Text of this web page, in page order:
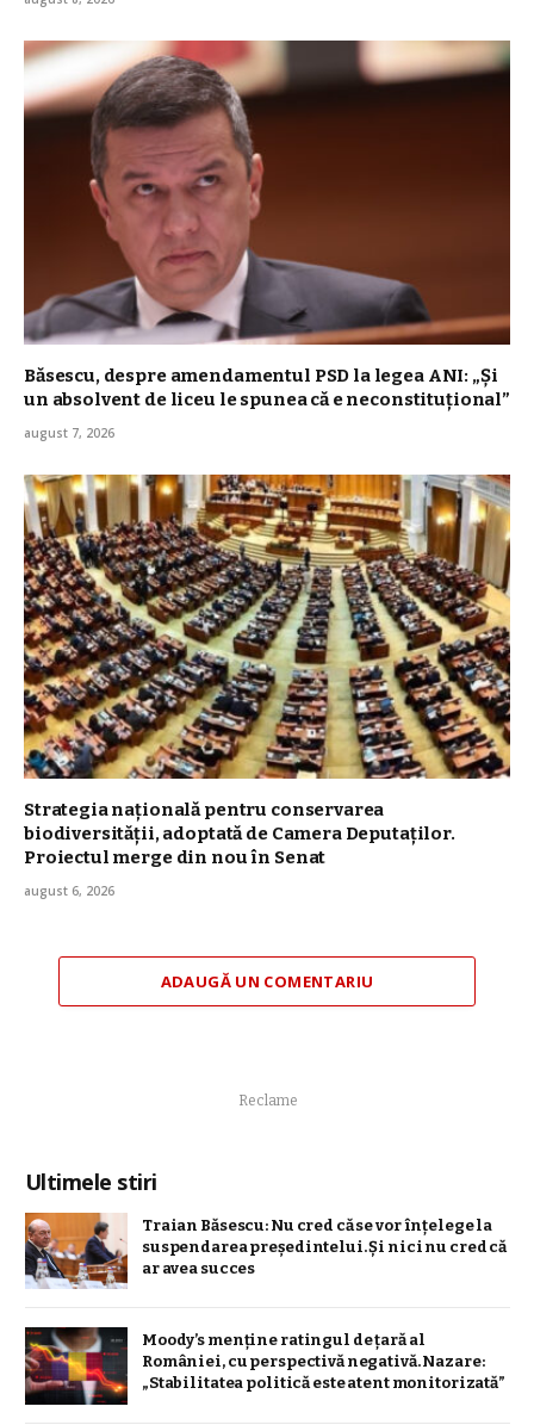
Băsescu, despre amendamentul PSD la legea ANI: „Și
un absolvent de liceu le spunea că e neconstituţional”
august 7, 2026
Strategia naţională pentru conservarea
biodiversităţii, adoptată de Camera Deputaților.
Proiectul merge din nou în Senat
august 6, 2026
ADAUGĂ UN COMENTARIU
Reclame
Ultimele stiri
Traian Băsescu: Nu cred că se vor înţelege la
suspendarea preşedintelui. Şi nici nu cred că
ar avea succes
Moody’s menține ratingul de țară al
României, cu perspectivă negativă. Nazare:
„Stabilitatea politică este atent monitorizată”